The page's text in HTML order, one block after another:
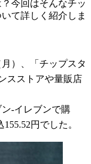
今回はそんなチッ
て詳しく紹介しま
）、「チップスタ
スストアや量販店
-イレブンで購
円でした。